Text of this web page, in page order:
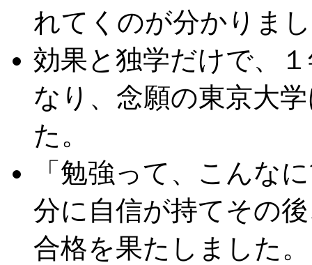
れてくのが分かりま
効果と独学だけで、
なり、念願の東京大
た。
「勉強って、こんな
分に自信が持てその
合格を果たしました。